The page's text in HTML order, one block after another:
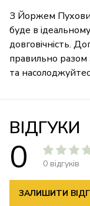
З Йоржем
буде в ідеальному
довговічність.
правильно
та
ВІДГУКИ
0 0 відгуків
ЗАЛИШИТИ